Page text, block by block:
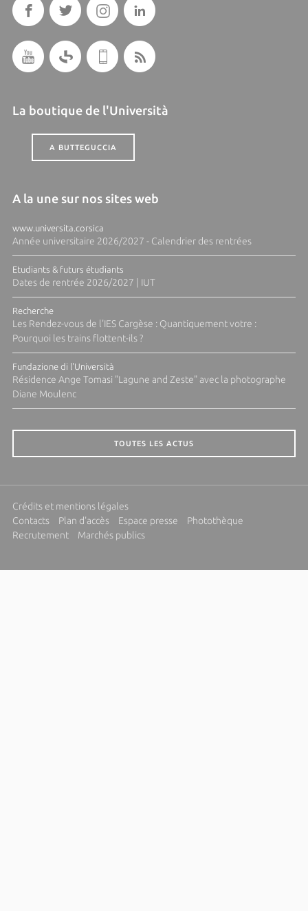
La boutique de l'Università
A BUTTEGUCCIA
A la une sur nos sites web
www.universita.corsica
Année universitaire 2026/2027 - Calendrier des rentrées
Etudiants & futurs étudiants
Dates de rentrée 2026/2027 | IUT
Recherche
Les Rendez-vous de l'IES Cargèse : Quantiquement votre :
Pourquoi les trains flottent-ils ?
Fundazione di l'Università
Résidence Ange Tomasi "Lagune and Zeste" avec la photographe
Diane Moulenc
TOUTES LES ACTUS
Crédits et mentions légales
Contacts
Plan d'accès Espace presse
Photothèque
Recrutement
Marchés publics